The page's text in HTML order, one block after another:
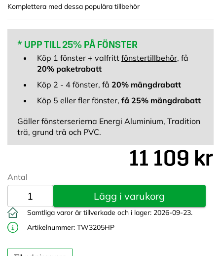
Komplettera med dessa populära tillbehör
* UPP TILL 25% PÅ FÖNSTER
Köp 1 fönster + valfritt fönstertillbehör, få
20% paketrabatt
Köp 2 - 4 fönster, få 20% mängdrabatt
Köp 5 eller fler fönster, få 25% mängdrabatt
Gäller fönsterserierna Energi Aluminium, Tradition
trä, grund trä och PVC.